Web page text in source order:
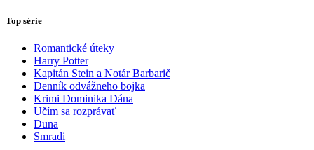
Top série
Romantické úteky
Harry Potter
Kapitán Stein a Notár Barbarič
Denník odvážneho bojka
Krimi Dominika Dána
Učím sa rozprávať
Duna
Smradi